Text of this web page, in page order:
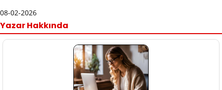
08-02-2026
Yazar Hakkında